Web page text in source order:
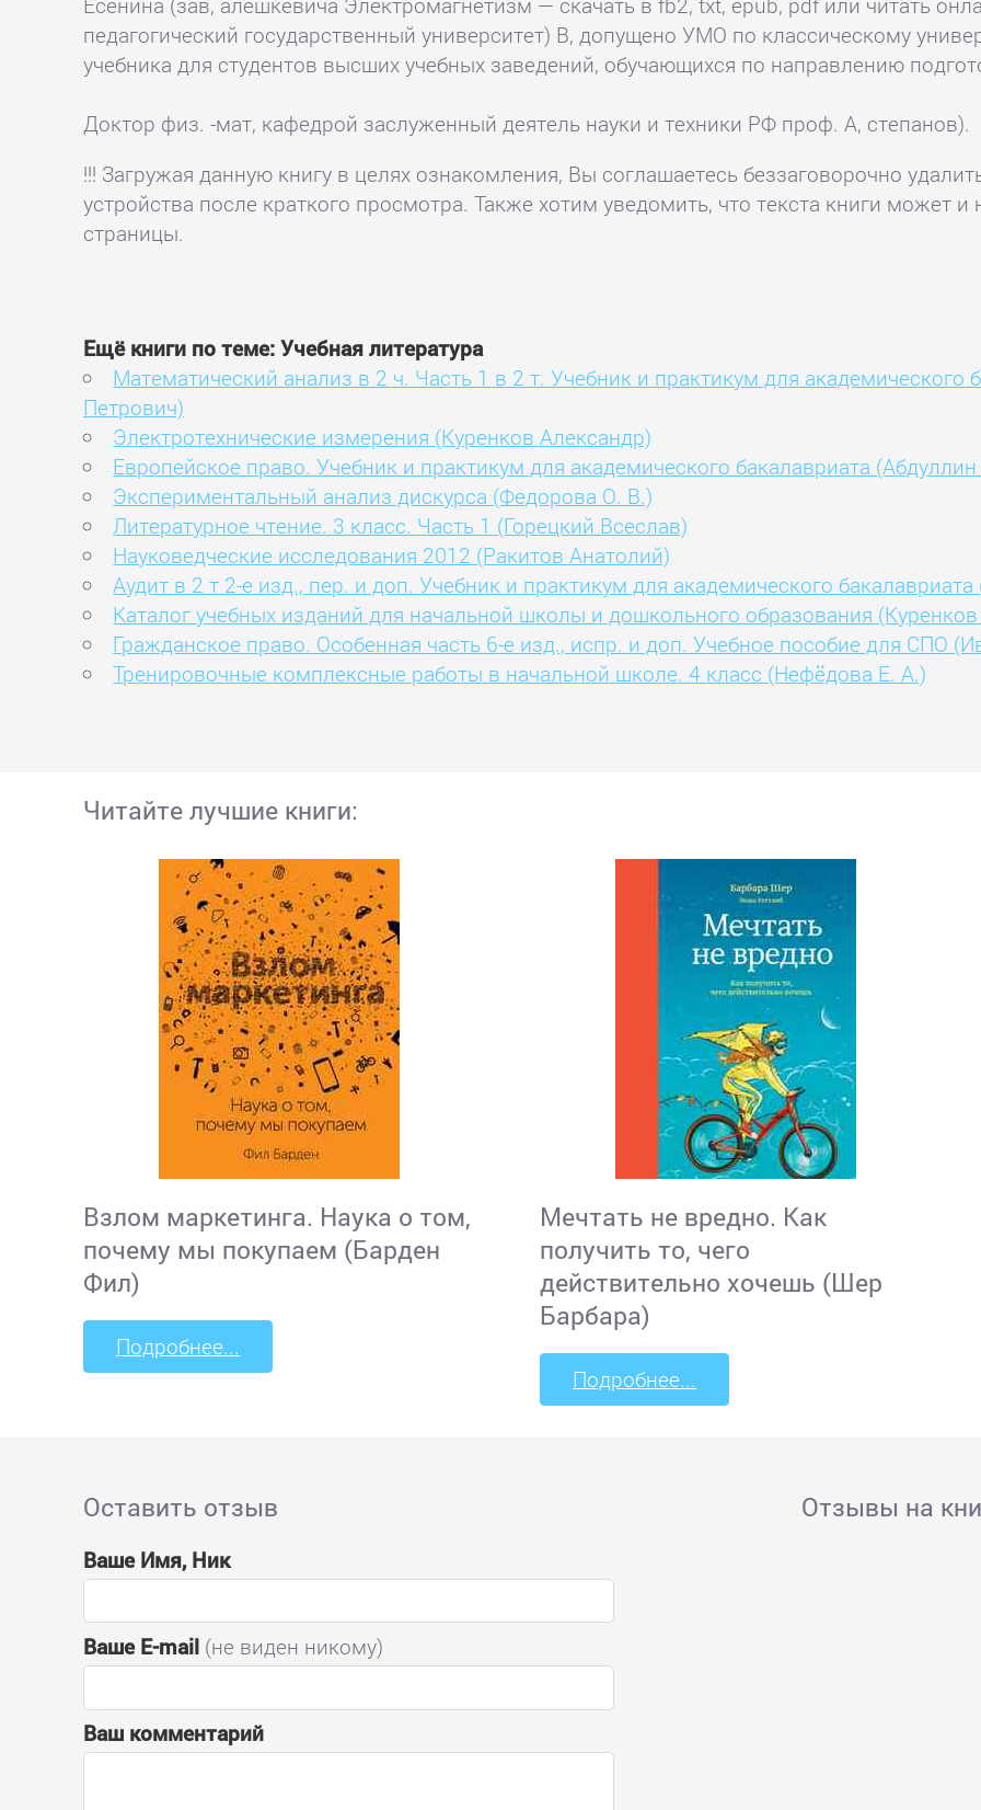
педагогический государственный университет) В, допущено УМО по классическому
учебника для студентов высших учебных заведений, обучающихся по направлению
Доктор физ. -мат, кафедрой заслуженный деятель науки и техники РФ проф. А, степанов).
!!! Загружая данную книгу в целях ознакомления, Вы соглашаетесь беззаговорочно
устройства после краткого просмотра. Также хотим уведомить, что текста книги может
страницы.
Ещё книги по теме: Учебная литература
Математический анализ в 2 ч. Часть 1 в 2 т. Учебник и практикум для академического
Петрович)
Электротехнические измерения (Куренков Александр)
Европейское право. Учебник и практикум для академического бакалавриата
Экспериментальный анализ дискурса (Федорова О. В.)
Литературное чтение. 3 класс. Часть 1 (Горецкий Всеслав)
Науковедческие исследования 2012 (Ракитов Анатолий)
Аудит в 2 т 2-е изд., пер. и доп. Учебник и практикум для академического
Каталог учебных изданий для начальной школы и дошкольного образования
Гражданское право. Особенная часть 6-е изд., испр. и доп. Учебное пособие для СПО
Тренировочные комплексные работы в начальной школе. 4 класс (Нефёдова Е. А.)
Читайте лучшие книги:
Взлом маркетинга. Наука о том,
почему мы покупаем (Барден
Фил)
Подробнее...
Мечтать не вредно. Как
получить то, чего
действительно хочешь (Шер
Барбара)
Подробнее...
Оставить отзыв
Ваше Имя, Ник
Ваше E-mail (не виден никому)
Ваш комментарий
Отзывы на